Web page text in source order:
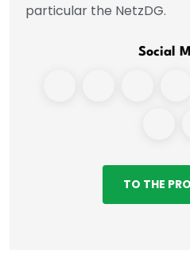
particular the NetzDG.
Social
TO THE